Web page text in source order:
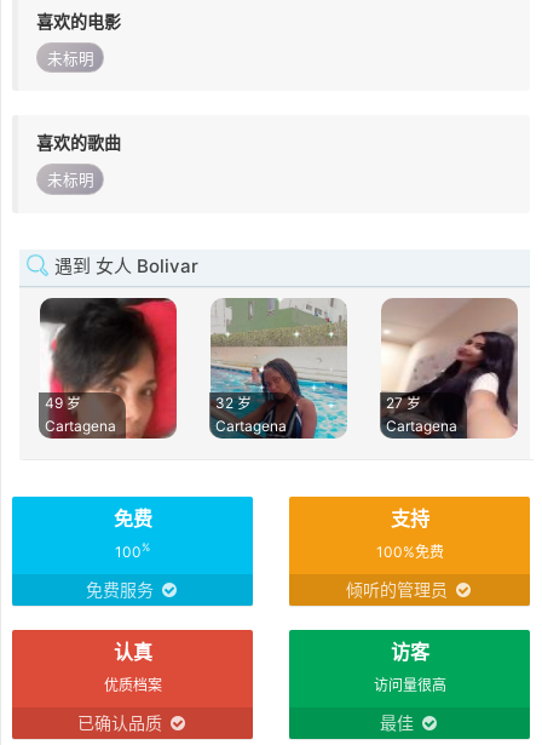
喜欢的电影
未标明
喜欢的歌曲
未标明
遇到 女人 Bolivar
49 岁
Cartagena
32 岁
Cartagena
27 岁
Cartagena
免费
100%
免费服务
支持
100%免费
倾听的管理员
认真
优质档案
已确认品质
访客
访问量很高
最佳